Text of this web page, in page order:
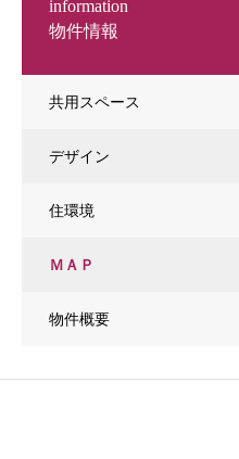
物件情報
information
共用スペース
デザイン
住環境
ＭＡＰ
物件概要